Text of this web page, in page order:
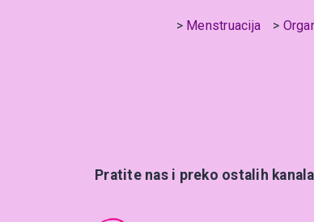
Menstruacija
Pratite nas i preko ostalih